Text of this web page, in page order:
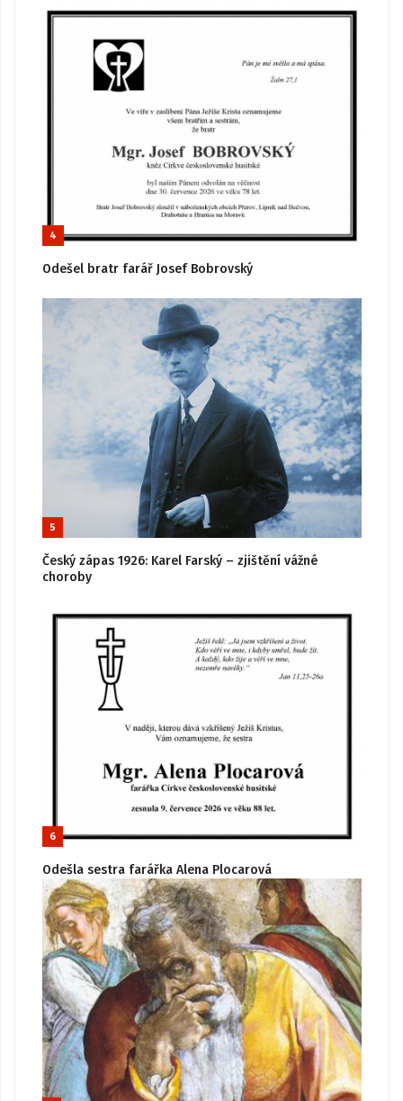
4
Odešel bratr farář Josef Bobrovský
5
Český zápas 1926: Karel Farský – zjištění vážné
choroby
6
Odešla sestra farářka Alena Plocarová